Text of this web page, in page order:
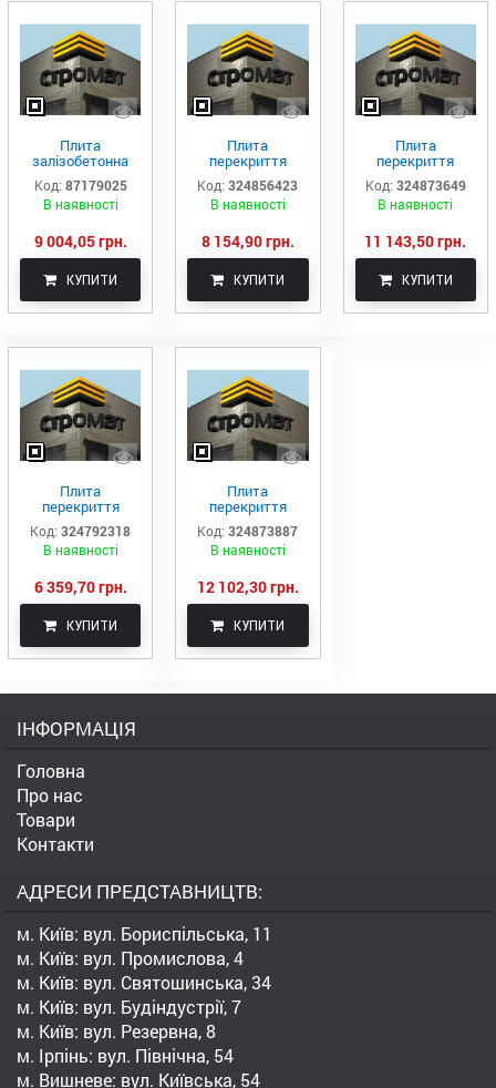
Плита
залізобетонна
багатопустотна
ПК71.12-8
Код: 87179025
В наявності
9 004,05 грн.
КУПИТИ
Плита
перекриття
пустотна ПК 65-
12-8
Код: 324856423
В наявності
8 154,90 грн.
КУПИТИ
Плита
перекриття
пустотна ПК 68-
15-8
Код: 324873649
В наявності
11 143,50 грн.
КУПИТИ
Плита
перекриття
пустотна ПК 55-
10-8
Код: 324792318
В наявності
6 359,70 грн.
КУПИТИ
Плита
перекриття
пустотна ПК 71-
15-8
Код: 324873887
В наявності
12 102,30 грн.
КУПИТИ
ІНФОРМАЦІЯ
Головна
Про нас
Товари
Контакти
АДРЕСИ ПРЕДСТАВНИЦТВ:
м. Київ: вул. Бориспільська, 11
м. Київ: вул. Промислова, 4
м. Київ: вул. Святошинська, 34
м. Київ: вул. Будіндустрії, 7
м. Київ: вул. Резервна, 8
м. Ірпінь: вул. Північна, 54
м. Вишневе: вул. Київська, 54